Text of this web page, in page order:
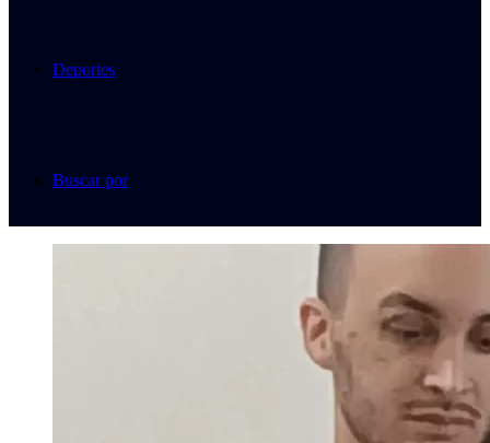
Deportes
Buscar por